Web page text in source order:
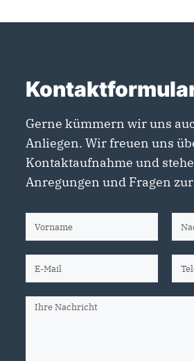
Gerne kümmern wir uns
Anliegen. Wir freuen uns
Kontaktaufnahme und
Anregungen und Fragen